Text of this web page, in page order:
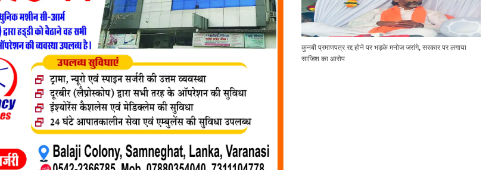
कुनबी प्रमाणपत्र रद्द होने पर भड़के मनोज जरांगे, सरकार पर लगाया
साजिश का आरोप